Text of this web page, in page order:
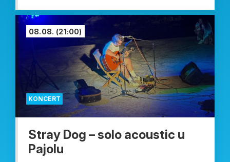
KONCERT
08.08. (21:00)
Stray Dog – solo acoustic u
Pajolu